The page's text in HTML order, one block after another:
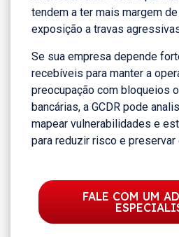
tendem a ter mais margem
exposição a travas
Se sua empresa depende
recebíveis para manter a
preocupação com bloqueios
bancárias, a GCDR pode
mapear vulnerabilidades e
para reduzir risco e preservar
FALE COM UM